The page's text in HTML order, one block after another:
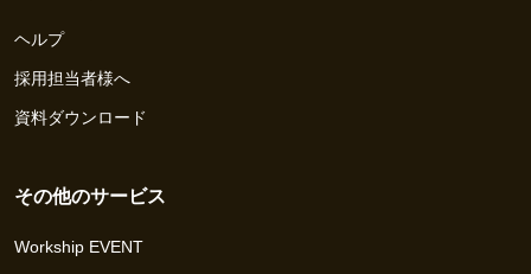
ヘルプ
採用担当者様へ
資料ダウンロード
その他のサービス
Workship EVENT